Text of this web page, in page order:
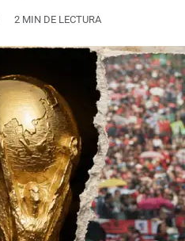
2 MIN DE LECTURA